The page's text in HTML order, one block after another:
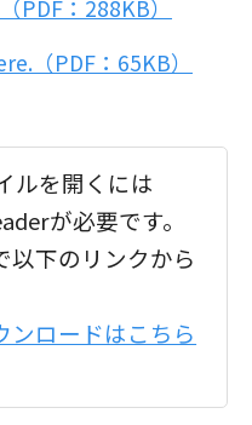
PDF：288KB）
（PDF：65KB）
ルを開くには
が必要です。
以下のリンクから
ンロードはこちら